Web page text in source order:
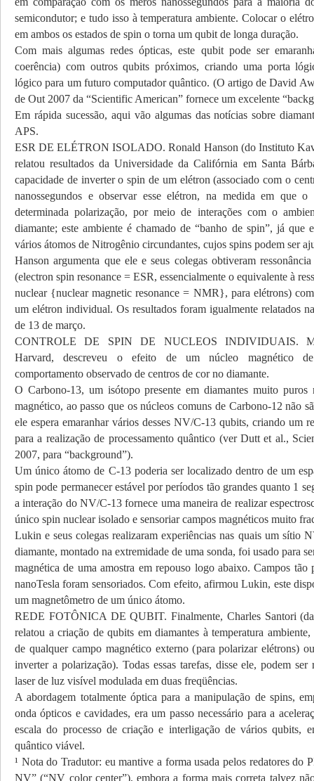
semicondutor; e tudo isso à temperatura ambiente. Colocar o
em ambos os estados de spin o torna um qubit de longa duração.
Com mais algumas redes ópticas, este qubit pode ser
coerência) com outros qubits próximos, criando uma porta
lógico para um futuro computador quântico. (O artigo de David
de Out 2007 da “Scientific American” fornece um excelente
Em rápida sucessão, aqui vão algumas das notícias sobre
APS.
ESR DE ELÉTRON ISOLADO. Ronald Hanson (do Instituto
relatou resultados da Universidade da Califórnia em Santa
capacidade de inverter o spin de um elétron (associado com o
nanossegundos e observar esse elétron, na medida em que o
determinada polarização, por meio de interações com o
diamante; este ambiente é chamado de “banho de spin”, já que
vários átomos de Nitrogênio circundantes, cujos spins podem ser
Hanson argumenta que ele e seus colegas obtiveram
(electron spin resonance = ESR, essencialmente o equivalente à
nuclear {nuclear magnetic resonance = NMR}, para elétrons)
um elétron individual. Os resultados foram igualmente relatados
de 13 de março.
CONTROLE DE SPIN DE NUCLEOS INDIVIDUAIS.
Harvard, descreveu o efeito de um núcleo magnético
comportamento observado de centros de cor no diamante.
O Carbono-13, um isótopo presente em diamantes muito
magnético, ao passo que os núcleos comuns de Carbono-12 não
ele espera emaranhar vários desses NV/C-13 qubits, criando um
para a realização de processamento quântico (ver Dutt et al.,
2007, para “background”).
Um único átomo de C-13 poderia ser localizado dentro de um
spin pode permanecer estável por períodos tão grandes quanto 1
a interação do NV/C-13 fornece uma maneira de realizar
único spin nuclear isolado e sensoriar campos magnéticos muito
Lukin e seus colegas realizaram experiências nas quais um sítio
diamante, montado na extremidade de uma sonda, foi usado para
magnética de uma amostra em repouso logo abaixo. Campos tão
nanoTesla foram sensoriados. Com efeito, afirmou Lukin, este
um magnetômetro de um único átomo.
REDE FOTÔNICA DE QUBIT. Finalmente, Charles Santori
relatou a criação de qubits em diamantes à temperatura ambiente,
de qualquer campo magnético externo (para polarizar elétrons)
inverter a polarização). Todas essas tarefas, disse ele, podem ser
laser de luz visível modulada em duas freqüências.
A abordagem totalmente óptica para a manipulação de spins,
onda ópticos e cavidades, era um passo necessário para a
escala do processo de criação e interligação de vários qubits,
quântico viável.
¹ Nota do Tradutor: eu mantive a forma usada pelos redatores do
NV” (“NV color center”), embora a forma mais correta talvez